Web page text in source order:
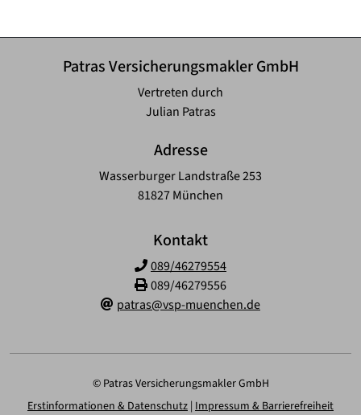
Patras Versicherungsmakler GmbH
Vertreten durch
Julian Patras
Adresse
Wasserburger Landstraße 253
81827 München
Kontakt
089/46279554
089/46279556
patras@vsp-muenchen.de
© Patras Versicherungsmakler GmbH
Erstinformationen & Datenschutz | Impressum & Barrierefreiheit